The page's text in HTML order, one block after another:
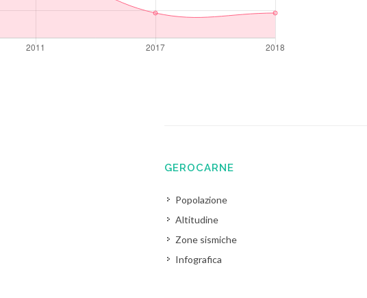
GEROCARNE
Popolazione
Altitudine
Zone sismiche
Infografica